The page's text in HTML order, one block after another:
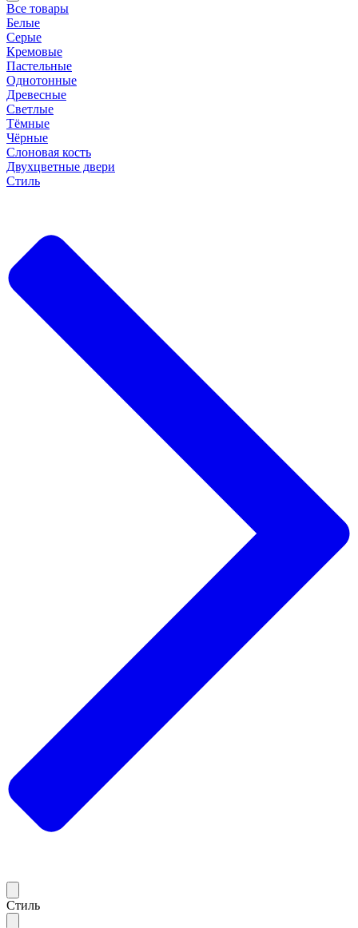
Все товары
Белые
Серые
Кремовые
Пастельные
Однотонные
Древесные
Светлые
Тёмные
Чёрные
Слоновая кость
Двухцветные двери
Стиль
Стиль